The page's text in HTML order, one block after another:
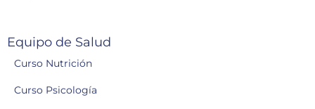
Equipo de Salud
Curso Nutrición
Curso Psicología